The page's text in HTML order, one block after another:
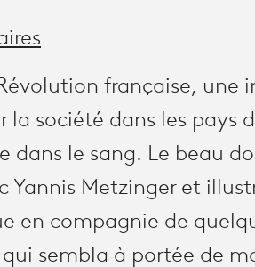
française, une
la société dans les pays
dans le sang. Le beau
Yannis Metzinger et
en compagnie de
sembla à portée de